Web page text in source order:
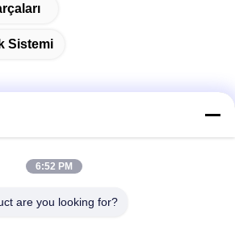
Sistemi
Wuxi Şehri, Jiangsu Eyaleti, 214413,
6:52 PM
are you looking for?